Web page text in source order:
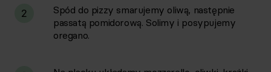
2
Spód do pizzy smarujemy oliwą, następnie
passatą pomidorową. Solimy i posypujemy
oregano.